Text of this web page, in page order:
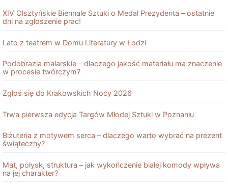
XIV Olsztyńskie Biennale Sztuki o Medal Prezydenta – ostatnie
dni na zgłoszenie prac!
Lato z teatrem w Domu Literatury w Łodzi
Podobrazia malarskie – dlaczego jakość materiału ma znaczenie
w procesie twórczym?
Zgłoś się do Krakowskich Nocy 2026
Trwa pierwsza edycja Targów Młodej Sztuki w Poznaniu
Biżuteria z motywem serca – dlaczego warto wybrać na prezent
świąteczny?
Mat, połysk, struktura – jak wykończenie białej komody wpływa
na jej charakter?